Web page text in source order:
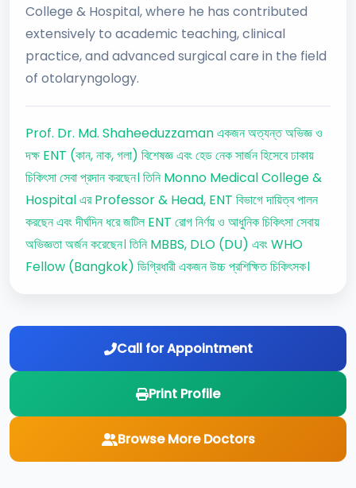
College & Hospital, where he has contributed
extensively to academic teaching, clinical
practice, and advanced surgical care in the field
of otolaryngology.
Prof. Dr. Md. Shaheeduzzaman একজন অত্যন্ত অভিজ্ঞ ও
দক্ষ ENT (কান, নাক, গলা) বিশেষজ্ঞ এবং হেড নেক সার্জন হিসেবে ঢাকায়
চিকিৎসা সেবা প্রদান করছেন। তিনি Monno Medical College &
Hospital এর Professor & Head, ENT বিভাগে দায়িত্ব পালন
করছেন এবং দীর্ঘদিন ধরে জটিল ENT রোগ নির্ণয় ও আধুনিক চিকিৎসা সেবায়
অভিজ্ঞতা অর্জন করেছেন। তিনি MBBS, DLO (DU) এবং WHO
Fellow (Bangkok) ডিগ্রিধারী একজন উচ্চ প্রশিক্ষিত চিকিৎসক।
Call for Appointment
Print Profile
Browse More Doctors